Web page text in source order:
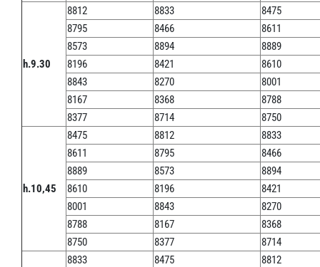
h.9.30
8812 8833
8475
8795
8466
8611
8573
8894
8889
8196
8421
8610
8843
8270
8001
8167
8368
8788
8377
8714 8750
h.10,45
8475 8812
8833
8611
8795
8466
8889
8573
8894
8610
8196
8421
8001
8843
8270
8788
8167
8368
8750
8377 8714
8833 8475
8812